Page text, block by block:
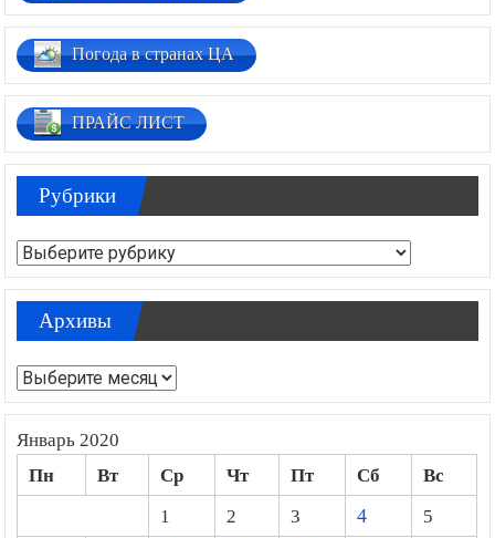
Погода в странах ЦА
ПРАЙС ЛИСТ
Рубрики
Рубрики
Архивы
Архивы
Январь 2020
Пн Вт Ср Чт Пт Сб
Вс
1
2 3 4
5